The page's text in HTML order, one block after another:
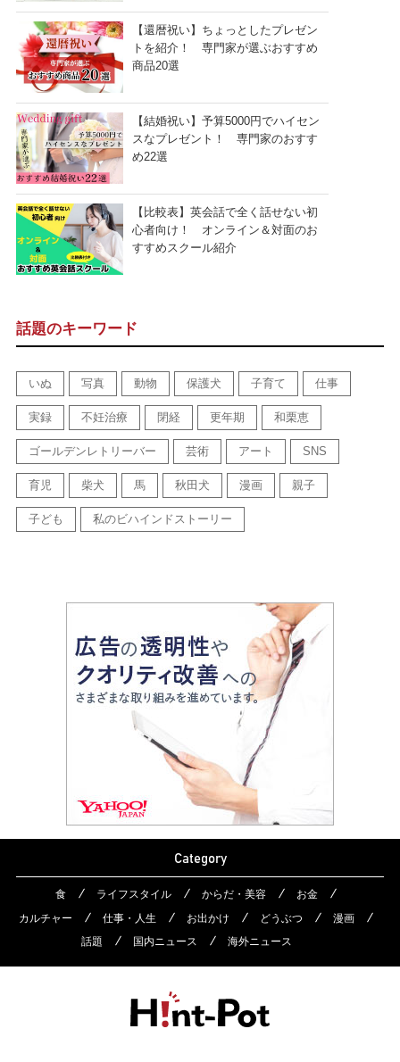
【還暦祝い】ちょっとしたプレゼン
トを紹介！ 専門家が選ぶおすすめ
商品20選
【結婚祝い】予算5000円でハイセン
スなプレゼント！ 専門家のおすす
め22選
【比較表】英会話で全く話せない初
心者向け！ オンライン＆対面のお
すすめスクール紹介
話題のキーワード
いぬ 写真 動物 保護犬 子育て 仕事
実録 不妊治療 閉経 更年期 和栗恵
ゴールデンレトリーバー 芸術 アート SNS
育児 柴犬 馬 秋田犬 漫画 親子
子ども 私のビハインドストーリー
Category
食 ライフスタイル からだ・美容
お金
カルチャー
仕事・人生 お出かけ どうぶつ
漫画
話題
国内ニュース 海外ニュース